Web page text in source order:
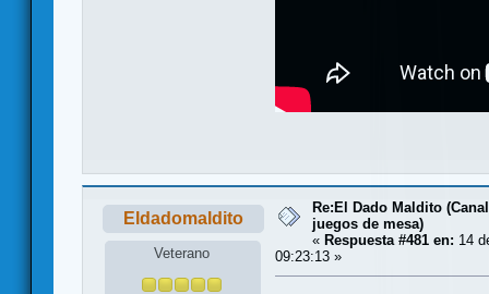
Eldadomaldito
Veterano
Re:El Dado Maldito
juegos de mesa)
« Respuesta #481 en: 14
09:23:13 »